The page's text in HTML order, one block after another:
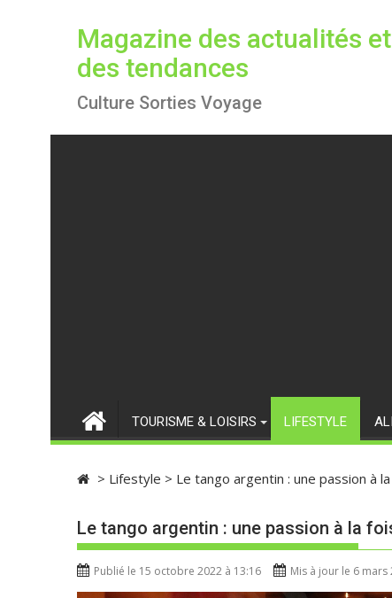
c
Magazine des actualités et
des tendances
Culture Sorties Voyage
TOURISME & LOISIRS LIFESTYLE
> Lifestyle > Le tango argentin : une passion à
Le tango argentin : une passion à la
Publié le 15 octobre 2022 à 13:16 Mis à jour le 6 mars